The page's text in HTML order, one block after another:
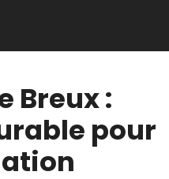
Breux :
pour